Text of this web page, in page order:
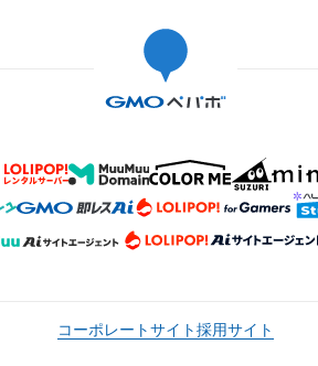
コーポレートサイト採用サイト